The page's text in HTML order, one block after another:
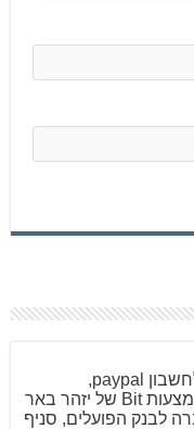
באמצעות לחיצה על הכפתור "תרום" לחשבון paypal,
באמצעות העברה דרך PayBox או באמצעות Bit של יזהר באר
5317531, או בהעברה לבנק הפועלים, סניף